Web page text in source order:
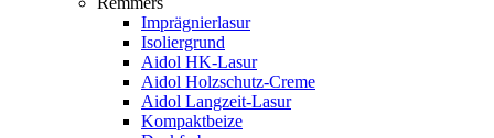
Imprägnierlasur
Isoliergrund
Aidol HK-Lasur
Aidol Holzschutz-Creme
Aidol Langzeit-Lasur
Kompaktbeize